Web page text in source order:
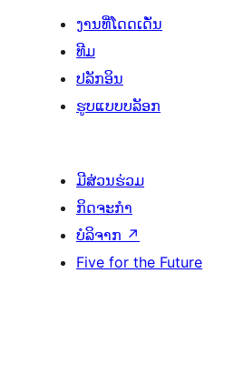
ງານທີ່ໂດດເດັ່ນ
ທີມ
ປລັກອິນ
ຮູບແບບບລັອກ
ມີສ່ວນຮ່ວມ
ກິດຈະກຳ
ບໍລິຈາກ ↗
Five for the Future